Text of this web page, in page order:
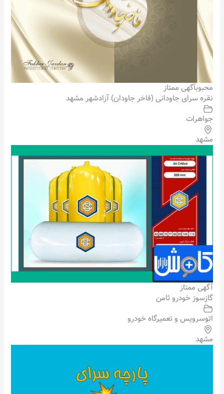
محبوبآگهی ممتاز
نقره سرای جاودانی (فاخر جاودان) آزادشهر مشهد
جواهرات
مشهد
آگهی ممتاز
گازسوز خودرو ثامن
اتوسرویس و تعمیرگاه خودرو
مشهد